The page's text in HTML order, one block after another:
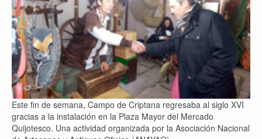
Este fin de semana, Campo de Criptana regresaba al siglo XVI
gracias a la instalación en la Plaza Mayor del Mercado
Quijotesco. Una actividad organizada por la Asociación Nacional